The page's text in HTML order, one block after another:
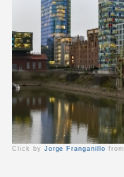
Click by Jorge Franganillo from